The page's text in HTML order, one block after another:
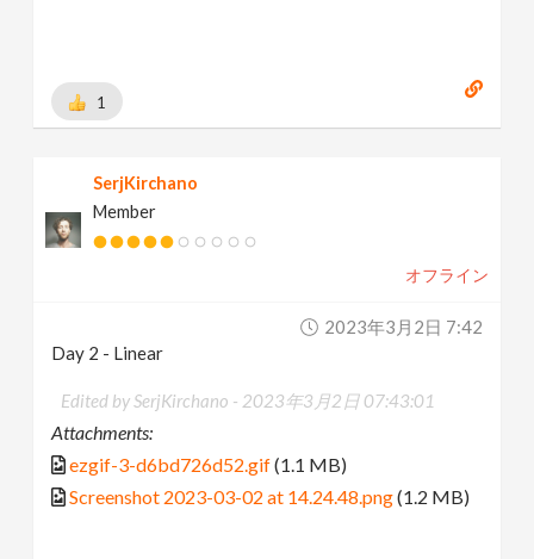
1
SerjKirchano
Member
オフライン
2023年3月2日 7:42
Day 2 - Linear
Edited by SerjKirchano - 2023年3月2日 07:43:01
Attachments:
ezgif-3-d6bd726d52.gif(1.1 MB)
Screenshot 2023-03-02 at 14.24.48.png(1.2 MB)